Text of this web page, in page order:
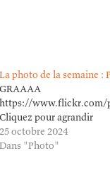
54781524226/in/
La photo de la semaine :
GRAAAA
https://www.flickr.com/
Cliquez pour agrandir
25 octobre 2024
Dans "Photo"